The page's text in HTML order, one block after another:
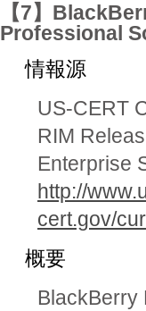
【7】
Professional
情報源
US-CERT
RIM
Enterprise
http://
cert.gov/
概要
BlackBerry